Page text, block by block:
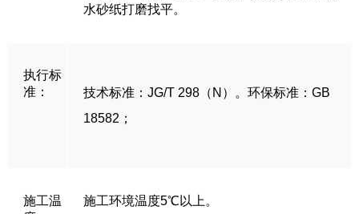
水砂纸打磨找平。
执行标
准：
技术标准：JG/T 298（N）。环保标准：GB
18582；
施工温
施工环境温度5℃以上。